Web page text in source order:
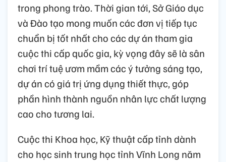
trong phong trào. Thời gian tới, Sở Giáo dục
và Đào tạo mong muốn các đơn vị tiếp tục
chuẩn bị tốt nhất cho các dự án tham gia
cuộc thi cấp quốc gia, kỳ vọng đây sẽ là sân
chơi trí tuệ ươm mầm các ý tưởng sáng tạo,
dự án có giá trị ứng dụng thiết thực, góp
phần hình thành nguồn nhân lực chất lượng
cao cho tương lai.
Cuộc thi Khoa học, Kỹ thuật cấp tỉnh dành
cho học sinh trung học tỉnh Vĩnh Long năm